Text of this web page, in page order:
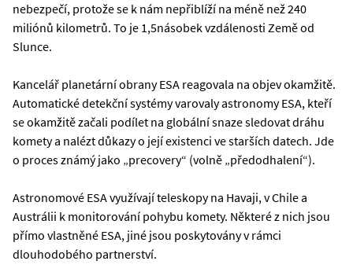
nebezpečí, protože se k nám nepřiblíží na méně než 240
miliónů kilometrů. To je 1,5násobek vzdálenosti Země od
Slunce.
Kancelář planetární obrany ESA reagovala na objev okamžitě.
Automatické detekční systémy varovaly astronomy ESA, kteří
se okamžitě začali podílet na globální snaze sledovat dráhu
komety a nalézt důkazy o její existenci ve starších datech. Jde
o proces známý jako „precovery“ (volně „předodhalení“).
Astronomové ESA využívají teleskopy na Havaji, v Chile a
Austrálii k monitorování pohybu komety. Některé z nich jsou
přímo vlastněné ESA, jiné jsou poskytovány v rámci
dlouhodobého partnerství.